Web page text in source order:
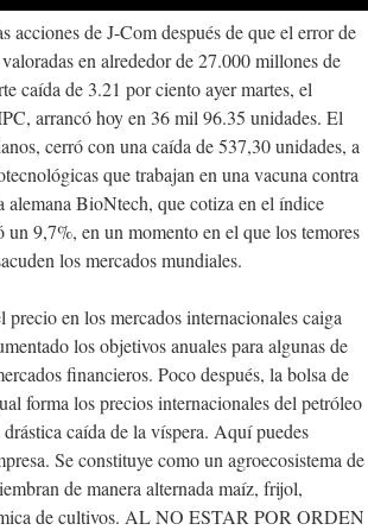
de J-Com después de que el error de
en alrededor de 27.000 millones de
caída de 3.21 por ciento ayer martes, el
arrancó hoy en 36 mil 96.35 unidades. El
cerró con una caída de 537,30 unidades, a
que trabajan en una vacuna contra
alemana BioNtech, que cotiza en el índice
9,7%, en un momento en el que los temores
los mercados mundiales.
precio en los mercados internacionales caiga
los objetivos anuales para algunas de
financieros. Poco después, la bolsa de
forma los precios internacionales del petróleo
caída de la víspera. Aquí puedes
Se constituye como un agroecosistema de
de manera alternada maíz, frijol,
de cultivos. AL NO ESTAR POR ORDEN